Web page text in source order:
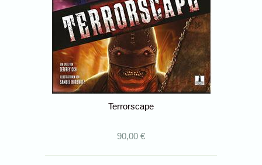
Terrorscape
90,00 €